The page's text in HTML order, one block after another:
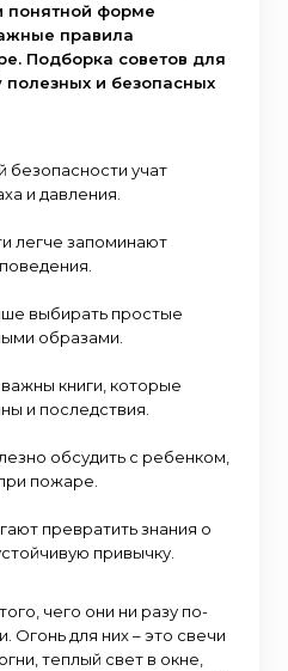
понятной форме
правила
Подборка советов для
и безопасных
безопасности учат
и давления.
легче запоминают
выбирать простые
образами.
книги, которые
и последствия.
обсудить с ребенком,
пожаре.
превратить знания о
привычку.
чего они ни разу по-
Огонь для них – это свечи
теплый свет в окне,